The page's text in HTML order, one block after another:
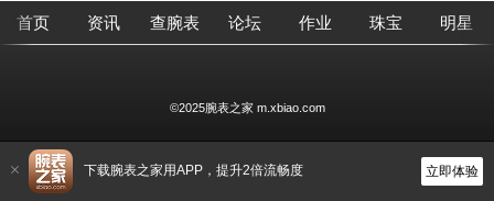
下载腕表之家用APP，提升2倍流畅度 立即体验
首页 资讯 查腕表 论坛 作业 珠宝 明星
©2025腕表之家 m.xbiao.com